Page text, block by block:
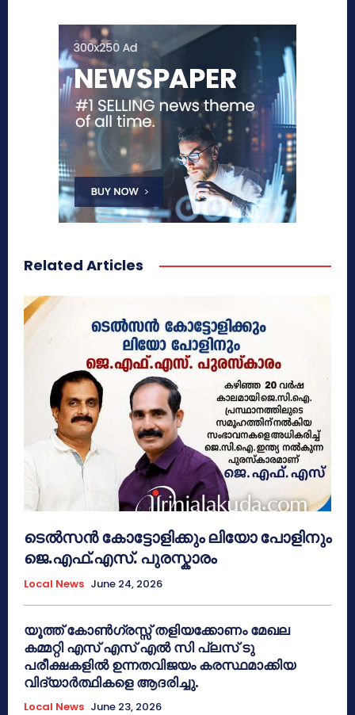
Related Articles
ടെൽസൻ കോട്ടോളിക്കും ലിയോ പോളിനും
ജെ.എഫ്.എസ്. പുരസ്കാരം
Local News June 24, 2026
യൂത്ത് കോൺഗ്രസ്സ് തളിയക്കോണം മേഖല
കമ്മറ്റി എസ് എസ് എൽ സി പ്ലസ് ടു
പരീക്ഷകളിൽ ഉന്നതവിജയം കരസ്ഥമാക്കിയ
വിദ്യാർത്ഥികളെ ആദരിച്ചു.
Local News June 23, 2026